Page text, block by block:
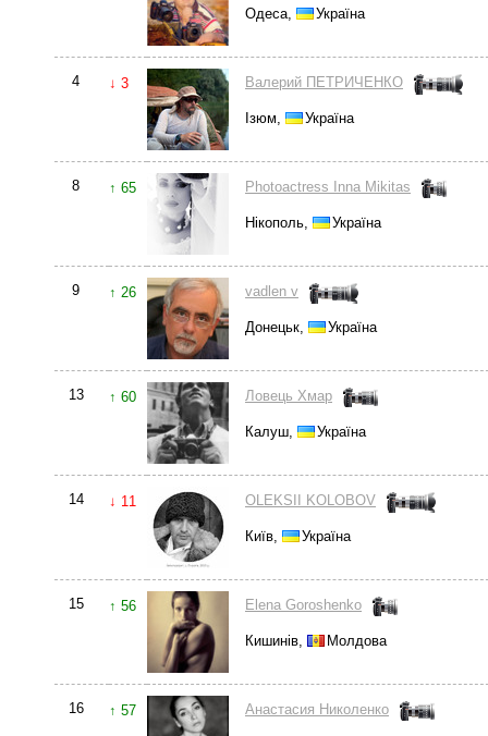
Одеса, Україна
4 ↓ 3 Валерий ПЕТРИЧЕНКО
Ізюм, Україна
8 ↑ 65 Photoactress Inna Mikitas
Нікополь, Україна
9 ↑ 26 vadlen v
Донецьк, Україна
13 ↑ 60 Ловець Хмар
Калуш, Україна
14 ↓ 11 OLEKSII KOLOBOV
Київ, Україна
15 ↑ 56 Elena Goroshenko
Кишинів, Молдова
16 ↑ 57 Анастасия Николенко